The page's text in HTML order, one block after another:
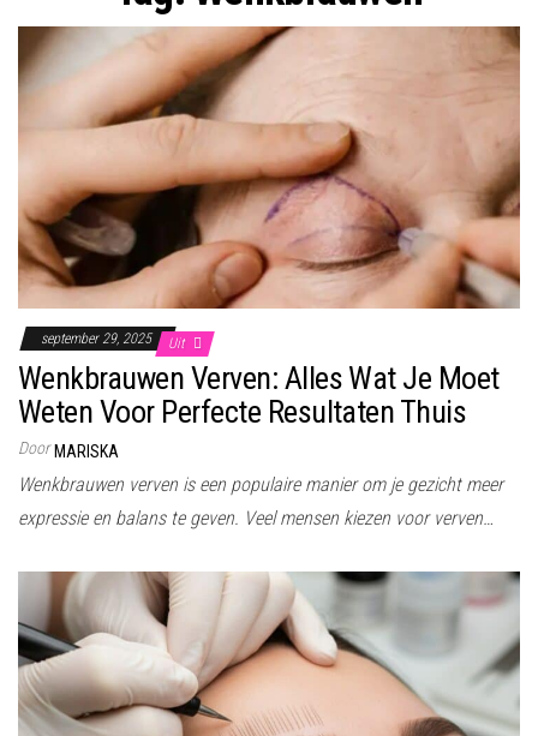
september 29, 2025 Uit
Wenkbrauwen Verven: Alles Wat Je Moet
Weten Voor Perfecte Resultaten Thuis
Door MARISKA
Wenkbrauwen verven is een populaire manier om je gezicht meer
expressie en balans te geven. Veel mensen kiezen voor verven…